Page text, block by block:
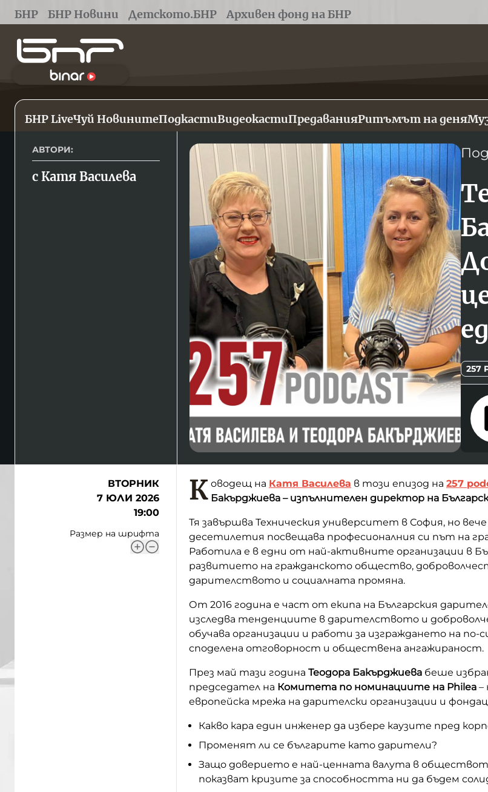
БНР БНР Новини Детското.БНР Архивен фонд на БНР
БНР LiveЧуй НовинитеПодкастиВидеокастиПредаванияРитъмът на деня
АВТОРИ:
с Катя Василева
257
ВТОРНИК
7 ЮЛИ 2026
19:00
Размер на шрифта
К оводещ на Катя Василева в този епизод на 257
Бакърджиева – изпълнителен директор на
Тя завършва Техническия университет в София, но
десетилетия посвещава професионалния си път на
Работила е в едни от най-активните организации в
развитието на гражданското общество,
дарителството и социалната промяна.
От 2016 година е част от екипа на Българския
изследва тенденциите в дарителството и
обучава организации и работи за изграждането на по-
споделена отговорност и обществена ангажираност.
През май тази година Теодора Бакърджиева беше
председател на Комитета по номинациите на Philea –
европейска мрежа на дарителски организации и
Какво кара един инженер да избере каузите пред
Променят ли се българите като дарители?
Защо доверието е най-ценната валута в
показват кризите за способността ни да бъдем